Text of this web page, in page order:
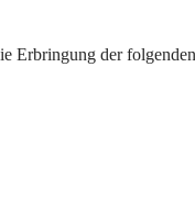
Erbringung der